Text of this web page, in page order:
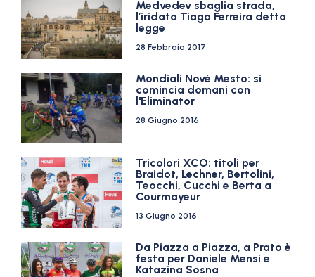
Medvedev sbaglia strada,
l’iridato Tiago Ferreira detta
legge
28 Febbraio 2017
Mondiali Nové Mesto: si
comincia domani con
l'Eliminator
28 Giugno 2016
Tricolori XCO: titoli per
Braidot, Lechner, Bertolini,
Teocchi, Cucchi e Berta a
Courmayeur
13 Giugno 2016
Da Piazza a Piazza, a Prato è
festa per Daniele Mensi e
Katazina Sosna